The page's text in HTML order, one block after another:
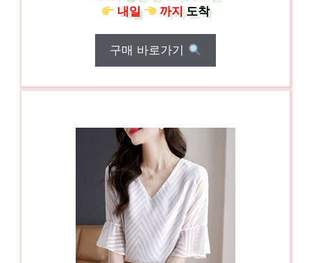
내일
까지도착
구매 바로가기